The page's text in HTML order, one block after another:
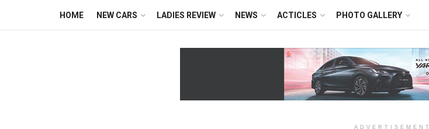
HOME NEW CARS LADIES REVIEW NEWS ACTICLES PHOTO GALLERY
ADVERTISEMENT